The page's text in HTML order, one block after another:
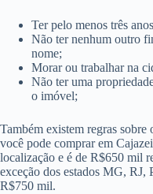
Ter pelo menos três
Não ter nenhum outro
nome;
Morar ou trabalhar na
Não ter uma
o imóvel;
Também existem regras
você pode comprar em
localização e é de R$650 mil
exceção dos estados MG, RJ,
R$750 mil.